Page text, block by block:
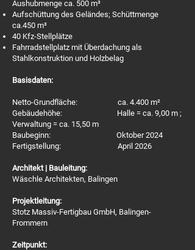
Aushubmenge ca. 500 m³
Aufschüttung des Geländes; Schüttmenge
ca.450 m³
40 Kfz-Stellplätze
Fahrradstellplatz mit Überdachung als
Stahlkonstruktion und Holzbelag
Basisdaten:
Netto-Grundfläche: ca. 4.400 m²
Gebäudehöhe: Halle = ca. 9,00 m ;
Verwaltung = ca. 15,50 m
Baubeginn: Oktober 2024
Fertigstellung: April 2026
Architekt | Bauleitung:
Wäschle Architekten, Balingen
Projektleitung:
Stotz Massiv-Fertigbau GmbH, Balingen-
Frommern
Zeitpunkt: